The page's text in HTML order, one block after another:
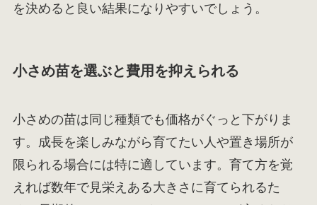
を決めると良い結果になりやすいでしょう。
小さめ苗を選ぶと費用を抑えられる
小さめの苗は同じ種類でも価格がぐっと下がりま
す。成長を楽しみながら育てたい人や置き場所が
限られる場合には特に適しています。育て方を覚
えれば数年で見栄えある大きさに育てられるた